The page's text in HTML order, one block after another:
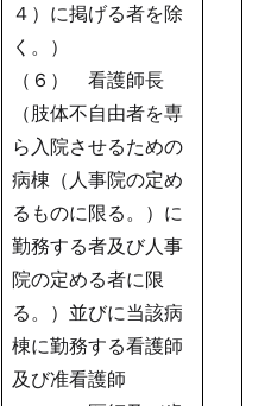
４）に掲げる者を除
く。）
（６） 看護師長
（肢体不自由者を専
ら入院させるための
病棟（人事院の定め
るものに限る。）に
勤務する者及び人事
院の定める者に限
る。）並びに当該病
棟に勤務する看護師
及び准看護師